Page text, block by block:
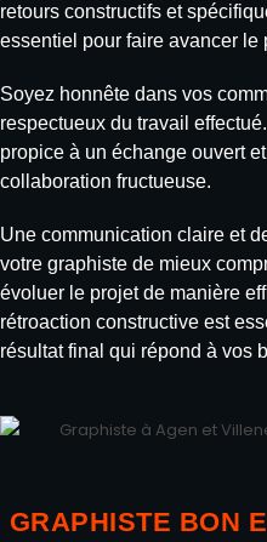
retours constructifs et
essentiel pour faire avancer
Soyez honnête dans vos
respectueux du travail
propice à un échange ouvert
collaboration fructueuse.
Une communication claire et
votre graphiste de mieux
évoluer le projet de manière
rétroaction constructive est
résultat final qui répond à vos
GRAPHISTE BON